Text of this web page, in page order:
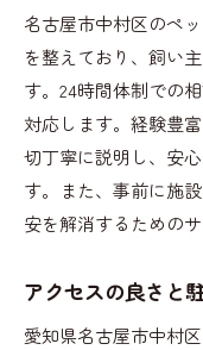
名古屋市中村区のペ
を整えており、飼い
す。24時間体制での
対応します。経験豊
切丁寧に説明し、安
す。また、事前に施
安を解消するための
アクセスの良さと
愛知県名古屋市中村